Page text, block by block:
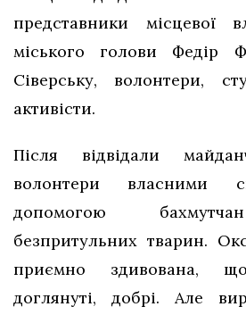
представники місцевої
міського голови Федір
Сіверську, волонтери,
активісти.
Після відвідали
волонтери власними
допомогою
безпритульних тварин.
приємно здивована,
доглянуті, добрі. Але